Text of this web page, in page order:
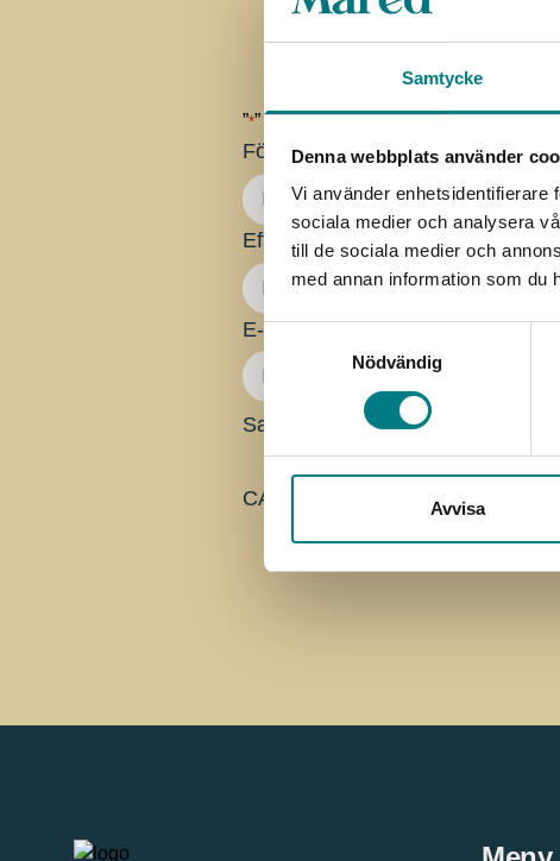
Samtycke
Denna webbplats använder
Vi använder enhetsidentifierare
sociala medier och analysera
till de sociala medier och
med annan information som du
Samtyckesval
Nödvändig
Avvisa
”*” anger obligatoriska fält
Förnamn *
Efternamn
E-post
Samtycke
CAPTCHA